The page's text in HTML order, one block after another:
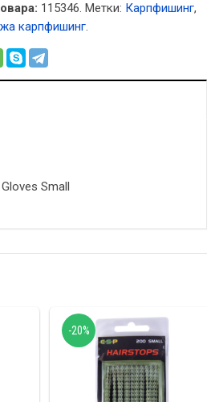
115346. Метки: Карпфишинг,
карпфишинг.
Small
-20%